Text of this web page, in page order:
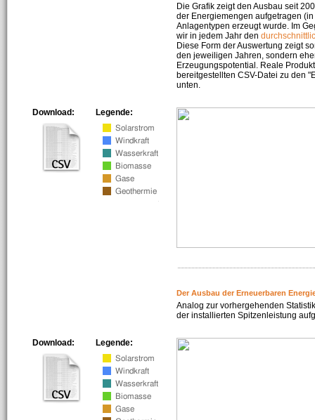
Die Grafik zeigt den Ausbau seit
der Energiemengen aufgetragen
Anlagentypen erzeugt wurde. Im
wir in jedem Jahr den
Diese Form der Auswertung zeigt
den jeweiligen Jahren, sondern
Erzeugungspotential. Reale
bereitgestellten CSV-Datei zu den
unten.
Legende:
Download:
Der Ausbau der Erneuerbaren
Analog zur vorhergehenden
der installierten Spitzenleistung
Legende:
Download: